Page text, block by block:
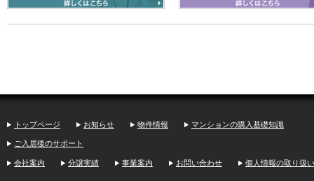
トップページ お知らせ 物件情報 マンションの購入基礎知識
ご入居後のサポート
会社案内 分譲実績 事業案内 お問い合わせ 個人情報の取り扱